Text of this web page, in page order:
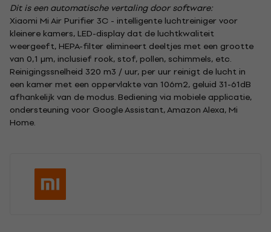
Dit is een automatische vertaling door software:
Xiaomi Mi Air Purifier 3C - intelligente luchtreiniger voor
kleinere kamers, LED-display dat de luchtkwaliteit
weergeeft, HEPA-filter elimineert deeltjes met een grootte
van 0,1 μm, inclusief rook, stof, pollen, schimmels, etc.
Reinigingssnelheid 320 m3 / uur, per uur reinigt de lucht in
een kamer met een oppervlakte van 106m2, geluid 31-61dB
afhankelijk van de modus. Bediening via mobiele applicatie,
ondersteuning voor Google Assistant, Amazon Alexa, Mi
Home.